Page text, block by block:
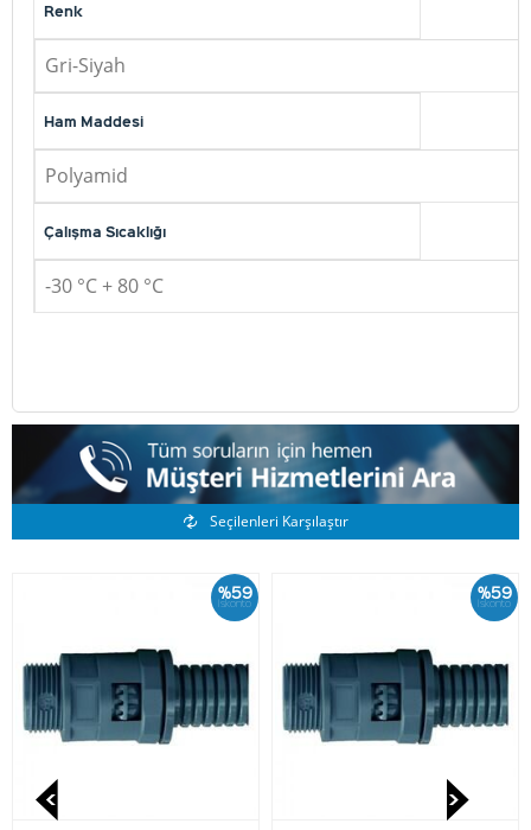
Renk
Gri-Siyah
Ham Maddesi
Polyamid
Çalışma Sıcaklığı
-30 °C + 80 °C
Benzer Ürünler
Seçilenleri Karşılaştır
%59
İskonto %59
İskonto